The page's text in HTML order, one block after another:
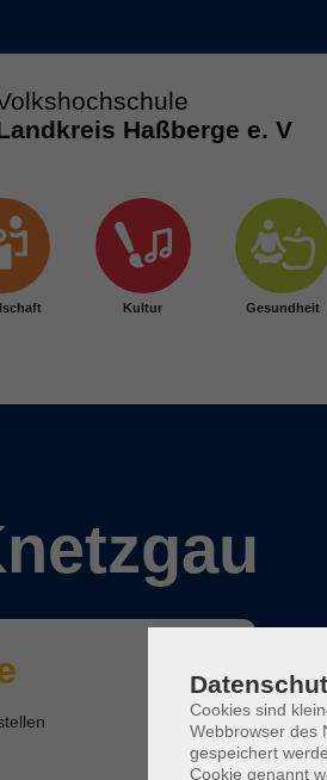
Haßberge e. V
Kultur Gesundheit
Cookies sind
Webbrowser des
gespeichert
Cookie genannt